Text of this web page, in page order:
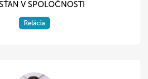
V SPOLOČNOSTI
Relácia